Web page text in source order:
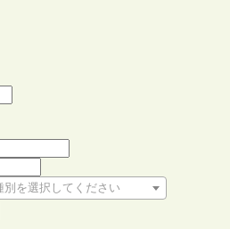
を選択してください
てください